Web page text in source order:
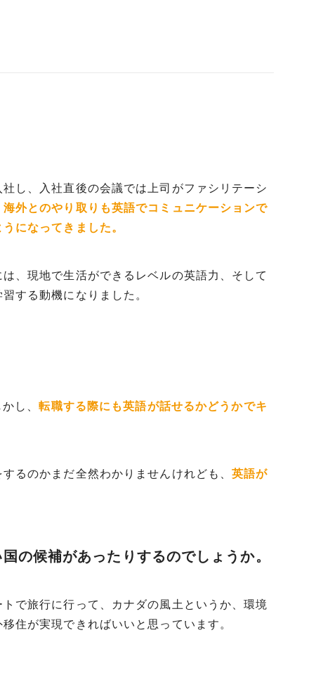
し、入社直後の会議では上司がファシリテーシ
外とのやり取りも英語でコミュニケーションで
になってきました。
、現地で生活ができるレベルの英語力、そして
する動機になりました。
かし、転職する際にも英語が話せるかどうかでキ
るのかまだ全然わかりませんけれども、英語が
の候補があったりするのでしょうか。
で旅行に行って、カナダの風土というか、環境
住が実現できればいいと思っています。